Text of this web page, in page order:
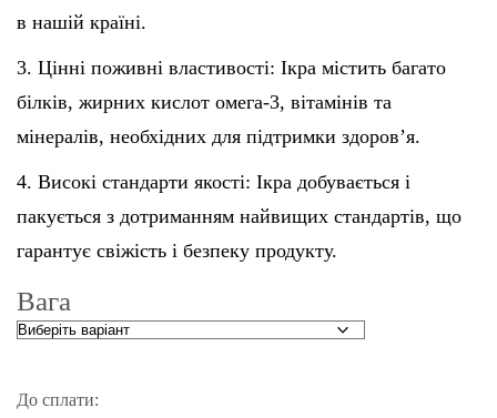
в нашій країні.
3. Цінні поживні властивості: Ікра містить багато
білків, жирних кислот омега-3, вітамінів та
мінералів, необхідних для підтримки здоров’я.
4. Високі стандарти якості: Ікра добувається і
пакується з дотриманням найвищих стандартів, що
гарантує свіжість і безпеку продукту.
Вага
До сплати: